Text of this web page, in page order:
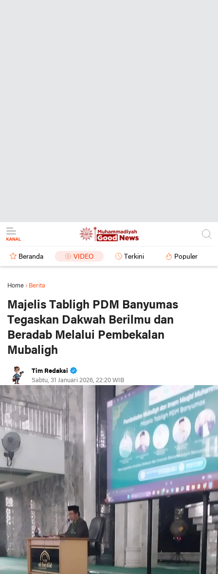
Beranda VIDEO Terkini Populer
Home › Berita
Majelis Tabligh PDM Banyumas
Tegaskan Dakwah Berilmu dan
Beradab Melalui Pembekalan
Mubaligh
Tim Redaksi
Sabtu, 31 Januari 2026, 22:20 WIB